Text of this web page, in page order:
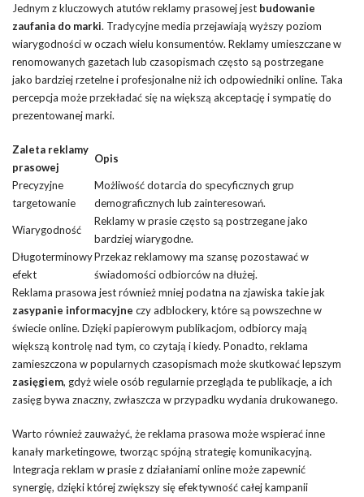
Jednym z kluczowych atutów reklamy prasowej jest budowanie
zaufania do marki. Tradycyjne media przejawiają wyższy poziom
wiarygodności w oczach wielu konsumentów. Reklamy umieszczane w
renomowanych gazetach lub czasopismach często są postrzegane
jako bardziej rzetelne i profesjonalne niż ich odpowiedniki online. Taka
percepcja może przekładać się na większą akceptację i sympatię do
prezentowanej marki.
Zaleta reklamy
prasowej
Opis
Precyzyjne
targetowanie
Możliwość dotarcia do specyficznych grup
demograficznych lub zainteresowań.
Wiarygodność
Reklamy w prasie często są postrzegane jako
bardziej wiarygodne.
Długoterminowy
efekt
Przekaz reklamowy ma szansę pozostawać w
świadomości odbiorców na dłużej.
Reklama prasowa jest również mniej podatna na zjawiska takie jak
zasypanie informacyjne czy adblockery, które są powszechne w
świecie online. Dzięki papierowym publikacjom, odbiorcy mają
większą kontrolę nad tym, co czytają i kiedy. Ponadto, reklama
zamieszczona w popularnych czasopismach może skutkować lepszym
zasięgiem, gdyż wiele osób regularnie przegląda te publikacje, a ich
zasięg bywa znaczny, zwłaszcza w przypadku wydania drukowanego.
Warto również zauważyć, że reklama prasowa może wspierać inne
kanały marketingowe, tworząc spójną strategię komunikacyjną.
Integracja reklam w prasie z działaniami online może zapewnić
synergię, dzięki której zwiększy się efektywność całej kampanii